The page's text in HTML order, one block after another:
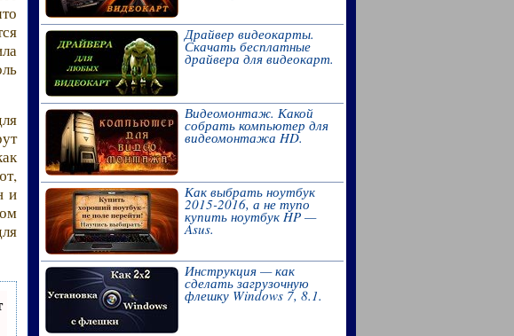
и
Драйвер видеокарты.
Скачать бесплатные
драйвера для видеокарт.
Видеомонтаж. Какой
собрать компьютер для
видеомонтажа HD.
Как выбрать ноутбук
2015-2016, а не тупо
купить ноутбук HP —
Asus.
Инструкция — как
сделать загрузочную
флешку Windows 7, 8.1.